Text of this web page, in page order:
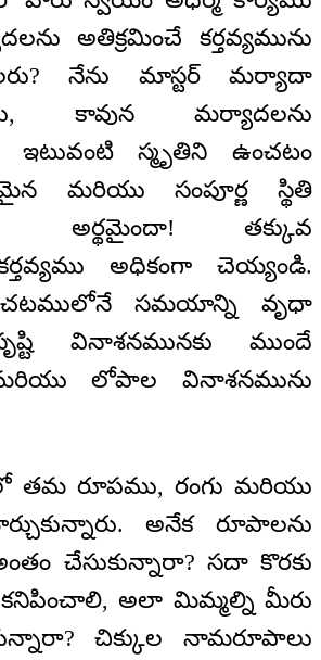
అతిక్రమించే కర్తవ్యమును
నేను మాస్టర్ మర్యాదా
కావున మర్యాదలను
ఇటువంటి స్మృతిని ఉంచటం
మరియు సంపూర్ణ స్థితి
అర్థమైందా! తక్కువ
అధికంగా చెయ్యండి.
సమయాన్ని వృధా
వినాశనమునకు ముందే
లోపాల వినాశనమును
తమ రూపము, రంగు మరియు
అనేక రూపాలను
చేసుకున్నారా? సదా కొరకు
కనిపించాలి, అలా మిమ్మల్ని మీరు
చిక్కుల నామరూపాలు